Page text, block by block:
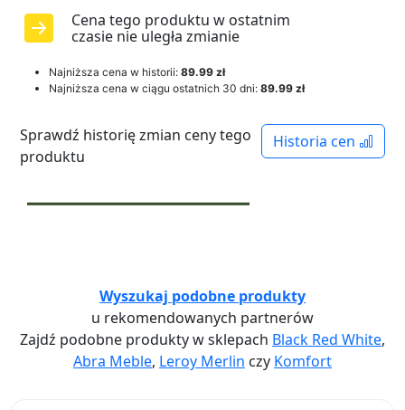
Cena tego produktu w ostatnim
czasie nie uległa zmianie
Najniższa cena w historii: 89.99 zł
Najniższa cena w ciągu ostatnich 30 dni: 89.99 zł
Historia cen
Sprawdź historię zmian ceny tego
produktu
Wyszukaj podobne produkty
u rekomendowanych partnerów
Zajdź podobne produkty w sklepach Black Red White,
Abra Meble, Leroy Merlin czy Komfort